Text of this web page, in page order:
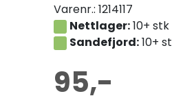
Varenr.: 1214117
Nettlager:10+ stk
Sandefjord:10+
95,-